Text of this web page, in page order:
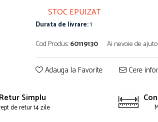
STOC EPUIZAT
Durata de livrare:1
Cod Produs:60119130 Ai nevoie de
Adauga la Favorite Cere
Retur Simplu
de retur 14 zile